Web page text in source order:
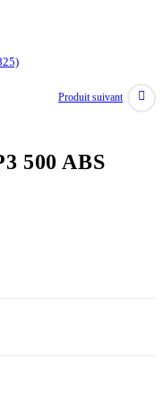
Produit suivant
500 ABS